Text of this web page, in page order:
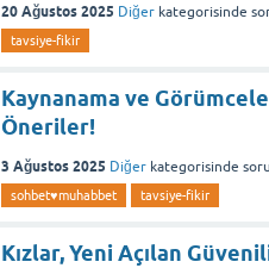
20 Ağustos 2025 Diğer kategorisinde
tavsiye-fikir
Kaynanama ve
Öneriler!
3 Ağustos 2025 Diğer kategorisinde
sohbet♥️muhabbet tavsiye-fikir
Kızlar, Yeni Açılan